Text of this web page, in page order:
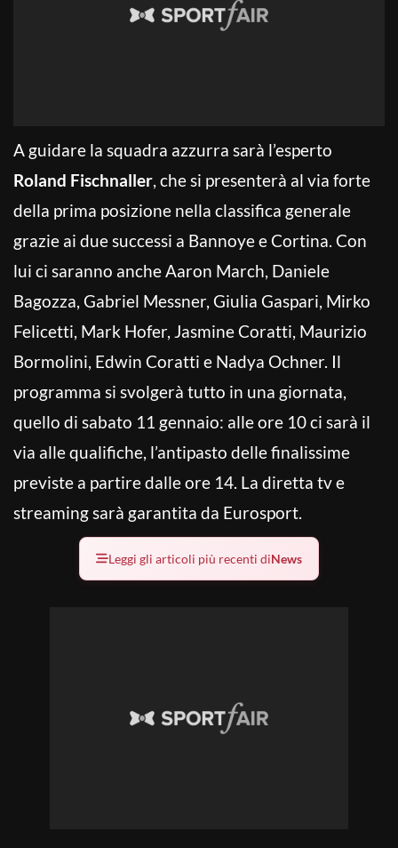
A guidare la squadra azzurra sarà l’esperto
Roland Fischnaller, che si presenterà al via forte
della prima posizione nella classifica generale
grazie ai due successi a Bannoye e Cortina. Con
lui ci saranno anche Aaron March, Daniele
Bagozza, Gabriel Messner, Giulia Gaspari, Mirko
Felicetti, Mark Hofer, Jasmine Coratti, Maurizio
Bormolini, Edwin Coratti e Nadya Ochner. Il
programma si svolgerà tutto in una giornata,
quello di sabato 11 gennaio: alle ore 10 ci sarà il
via alle qualifiche, l’antipasto delle finalissime
previste a partire dalle ore 14. La diretta tv e
streaming sarà garantita da Eurosport.
Leggi gli articoli più recenti diNews